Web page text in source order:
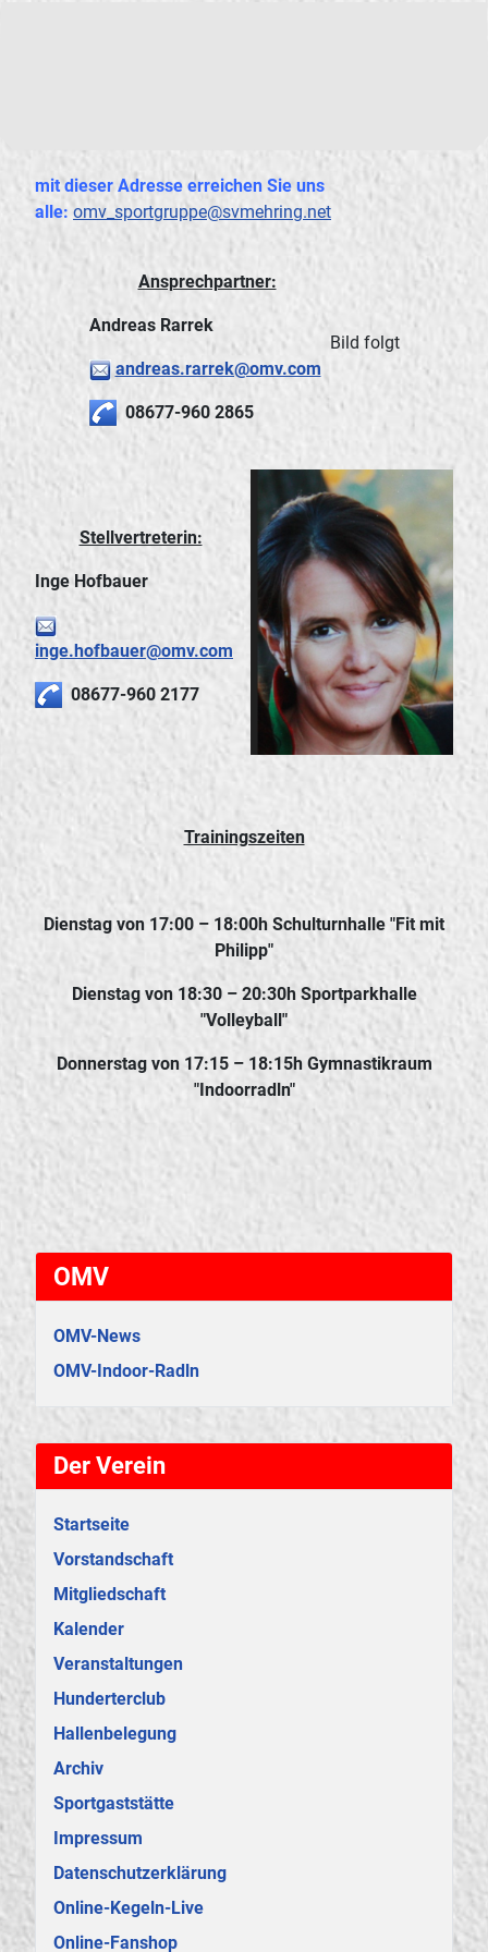
Der Verein
Startseite
Vorstandschaft
Mitgliedschaft
Kalender
Veranstaltungen
Hunderterclub
Hallenbelegung
Archiv
Sportgaststätte
Impressum
Datenschutzerklärung
Online-Kegeln-Live
Online-Fanshop
mit dieser Adresse erreichen Sie uns
alle: omv_sportgruppe@svmehring.net
Ansprechpartner:
Andreas Rarrek
andreas.rarrek@omv.com
08677-960 2865
Bild folgt
Stellvertreterin:
Inge Hofbauer
inge.hofbauer@omv.com
08677-960 2177
Trainingszeiten
Dienstag von 17:00 – 18:00h Schulturnhalle "Fit mit
Philipp"
Dienstag von 18:30 – 20:30h Sportparkhalle
"Volleyball"
Donnerstag von 17:15 – 18:15h Gymnastikraum
"Indoorradln"
OMV
OMV-News
OMV-Indoor-Radln